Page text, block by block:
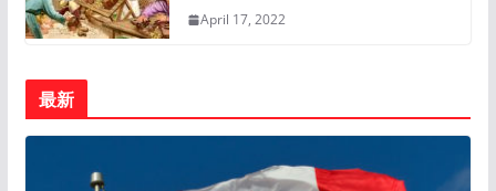
April 17, 2022
最新